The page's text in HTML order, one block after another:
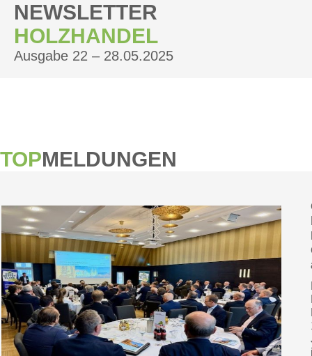
NEWSLETTER
HOLZHANDEL
Ausgabe 22 – 28.05.2025
TOPMELDUNGEN